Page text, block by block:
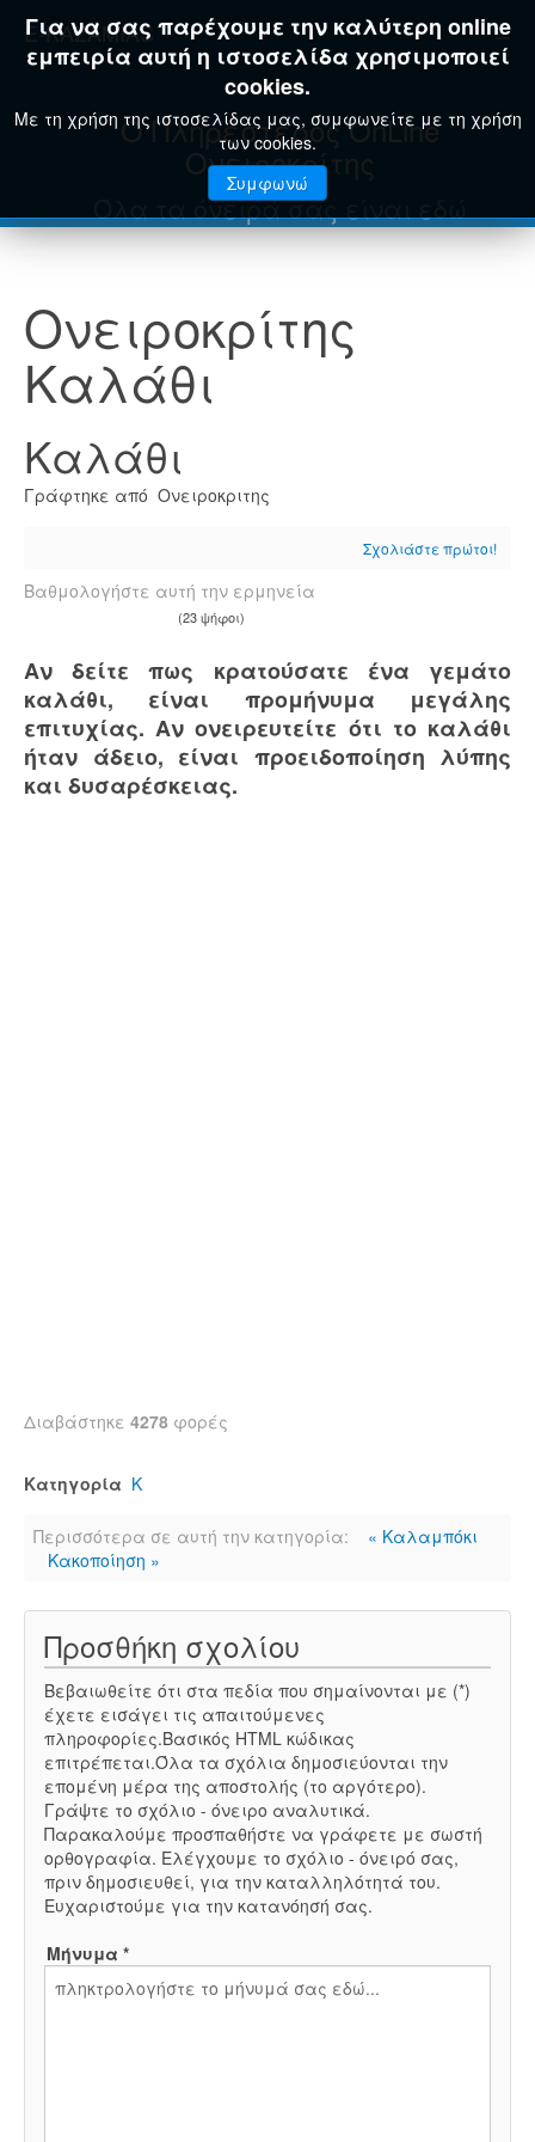
E-KAZAMIAS
Για να σας παρέχουμε την καλύτερη online
εμπειρία αυτή η ιστοσελίδα χρησιμοποιεί
cookies.
Με τη χρήση της ιστοσελίδας μας, συμφωνείτε με τη χρήση
των cookies.
Συμφωνώ
Ο Πληρέστερος OnLine
Ονειροκρίτης
Όλα τα όνειρά σας είναι εδώ
Ονειροκρίτης
Καλάθι
Καλάθι
Γράφτηκε από Ονειροκριτης
Σχολιάστε πρώτοι!
Βαθμολογήστε αυτή την ερμηνεία
(23 ψήφοι)
Αν δείτε πως κρατούσατε ένα γεμάτο
καλάθι, είναι προμήνυμα μεγάλης
επιτυχίας. Αν ονειρευτείτε ότι το καλάθι
ήταν άδειο, είναι προειδοποίηση λύπης
και δυσαρέσκειας.
Διαβάστηκε 4278 φορές
Κατηγορία Κ
Περισσότερα σε αυτή την κατηγορία:
« Καλαμπόκι
Κακοποίηση »
Προσθήκη σχολίου
Βεβαιωθείτε ότι στα πεδία που σημαίνονται με (*)
έχετε εισάγει τις απαιτούμενες
πληροφορίες.Βασικός HTML κώδικας
επιτρέπεται.Όλα τα σχόλια δημοσιεύονται την
επομένη μέρα της αποστολής (το αργότερο).
Γράψτε το σχόλιο - όνειρο αναλυτικά.
Παρακαλούμε προσπαθήστε να γράφετε με σωστή
ορθογραφία. Ελέγχουμε το σχόλιο - όνειρό σας,
πριν δημοσιευθεί, για την καταλληλότητά του.
Ευχαριστούμε για την κατανόησή σας.
Μήνυμα *